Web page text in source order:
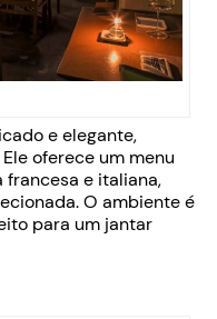
e elegante,
oferece um menu
e italiana,
O ambiente é
para um jantar